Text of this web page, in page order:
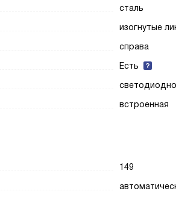
сталь
изогнутые
справа
Есть
встроенная
149